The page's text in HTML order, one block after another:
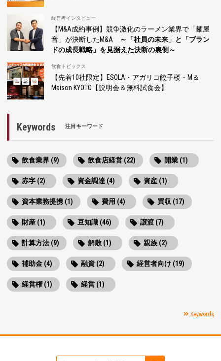
経営者インタビュー
【M&A成約事例】競争激化のラーメン業界で「麺屋
音」が決断したM&A
～「社員の未来」と「ブラン
ドの成長戦略」を見据えた決断の裏側～
飲食トピックス
【先着10社限定】ESOLA・アガリコ餃子楼・M＆
Maison KYOTO【説明会＆無料試食会】
Keywords 注目キーワード
飲食業界 (9) 飲食店経営 (22) 開業 (1)
赤字 (2) 資金調達 (4) 資産 (1)
資本業務提携 (1) 費用 (4) 買収 (17)
財産 (1) 豆知識 (46) 譲渡 (7)
計算方法 (9) 解散 (1) 親族 (2)
補助金 (4) 融資 (2) 経営者向け (19)
経営権 (1) 経営 (1)
Keywords